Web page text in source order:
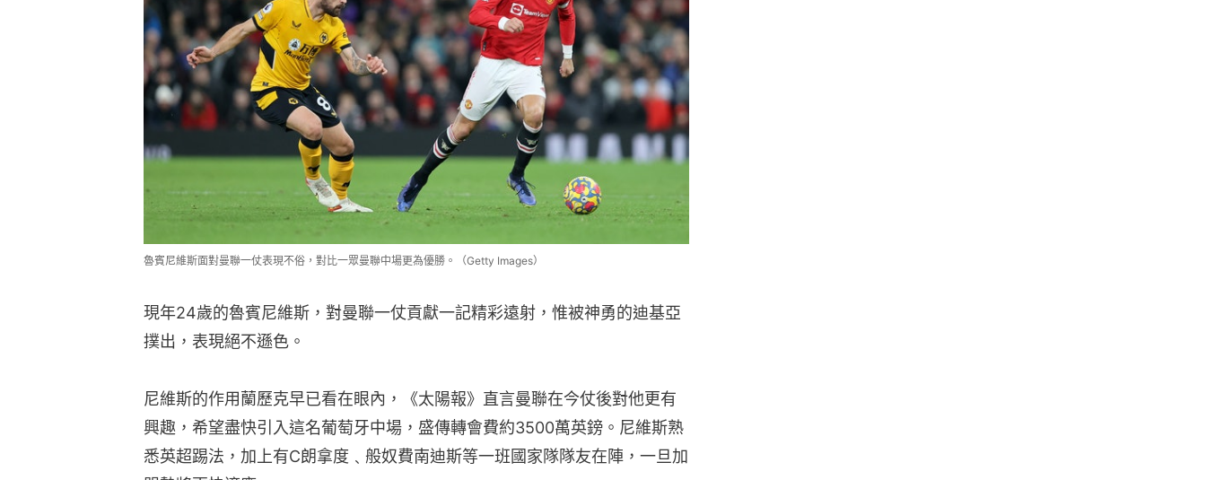
魯賓尼維斯面對曼聯一仗表現不俗，對比一眾曼聯中場更為優勝。（Getty Images）
現年24歲的魯賓尼維斯，對曼聯一仗貢獻一記精彩遠射，惟被神勇的迪基亞
撲出，表現絕不遜色。
尼維斯的作用蘭歷克早已看在眼內，《太陽報》直言曼聯在今仗後對他更有
興趣，希望盡快引入這名葡萄牙中場，盛傳轉會費約3500萬英鎊。尼維斯熟
悉英超踢法，加上有C朗拿度﹑般奴費南迪斯等一班國家隊隊友在陣，一旦加